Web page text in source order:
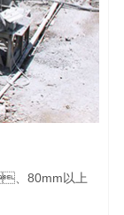
、80mm以上